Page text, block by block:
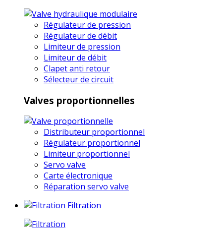
Régulateur de pression
Régulateur de débit
Limiteur de pression
Limiteur de débit
Clapet anti retour
Sélecteur de circuit
Valves proportionnelles
Distributeur proportionnel
Régulateur proportionnel
Limiteur proportionnel
Servo valve
Carte électronique
Réparation servo valve
Filtration